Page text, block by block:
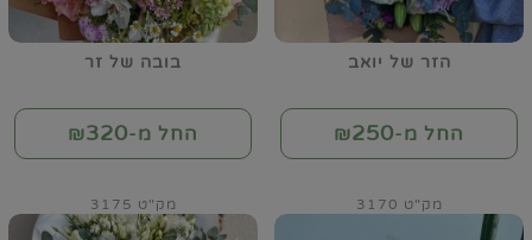
הזר של יואב
החל מ-₪250
בובה של זר
החל מ-₪320
מק"ט 3170 מק"ט 3175